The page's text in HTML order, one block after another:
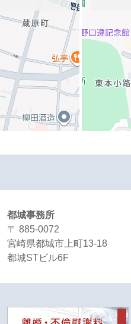
都城事務所
〒 885-0072
宮崎県都城市上町13-18
都城STビル6F